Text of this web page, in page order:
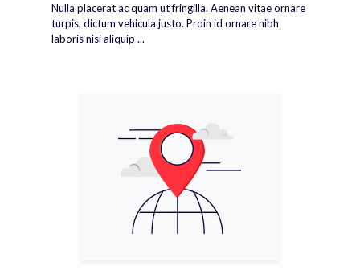
Nulla placerat ac quam ut fringilla. Aenean vitae ornare
turpis, dictum vehicula justo. Proin id ornare nibh
laboris nisi aliquip ...